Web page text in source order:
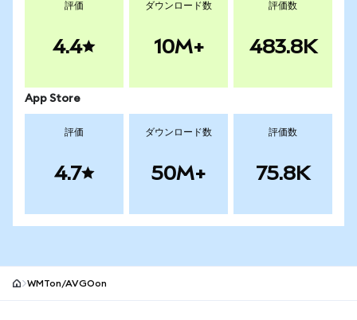
評価
4.4
ダウンロード数
10M+
評価数
483.8K
App Store
評価
4.7
ダウンロード数
50M+
評価数
75.8K
WMTon/AVGOon